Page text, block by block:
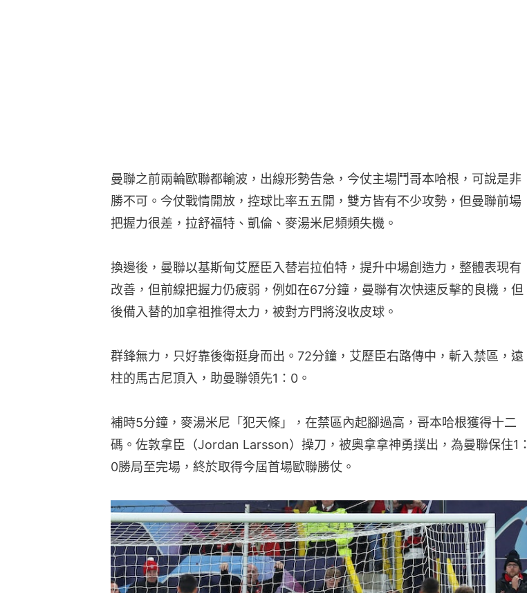
曼聯之前兩輪歐聯都輸波，出線形勢告急，今仗主場鬥哥本哈根，可說是非
勝不可。今仗戰情開放，控球比率五五開，雙方皆有不少攻勢，但曼聯前場
把握力很差，拉舒福特、凱倫、麥湯米尼頻頻失機。
換邊後，曼聯以基斯甸艾歷臣入替岩拉伯特，提升中場創造力，整體表現有
改善，但前線把握力仍疲弱，例如在67分鐘，曼聯有次快速反擊的良機，但
後備入替的加拿祖推得太力，被對方門將沒收皮球。
群鋒無力，只好靠後衛挺身而出。72分鐘，艾歷臣右路傳中，斬入禁區，遠
柱的馬古尼頂入，助曼聯領先1：0。
補時5分鐘，麥湯米尼「犯天條」，在禁區內起腳過高，哥本哈根獲得十二
碼。佐敦拿臣（Jordan Larsson）操刀，被奧拿拿神勇撲出，為曼聯保住1：
0勝局至完場，終於取得今屆首場歐聯勝仗。